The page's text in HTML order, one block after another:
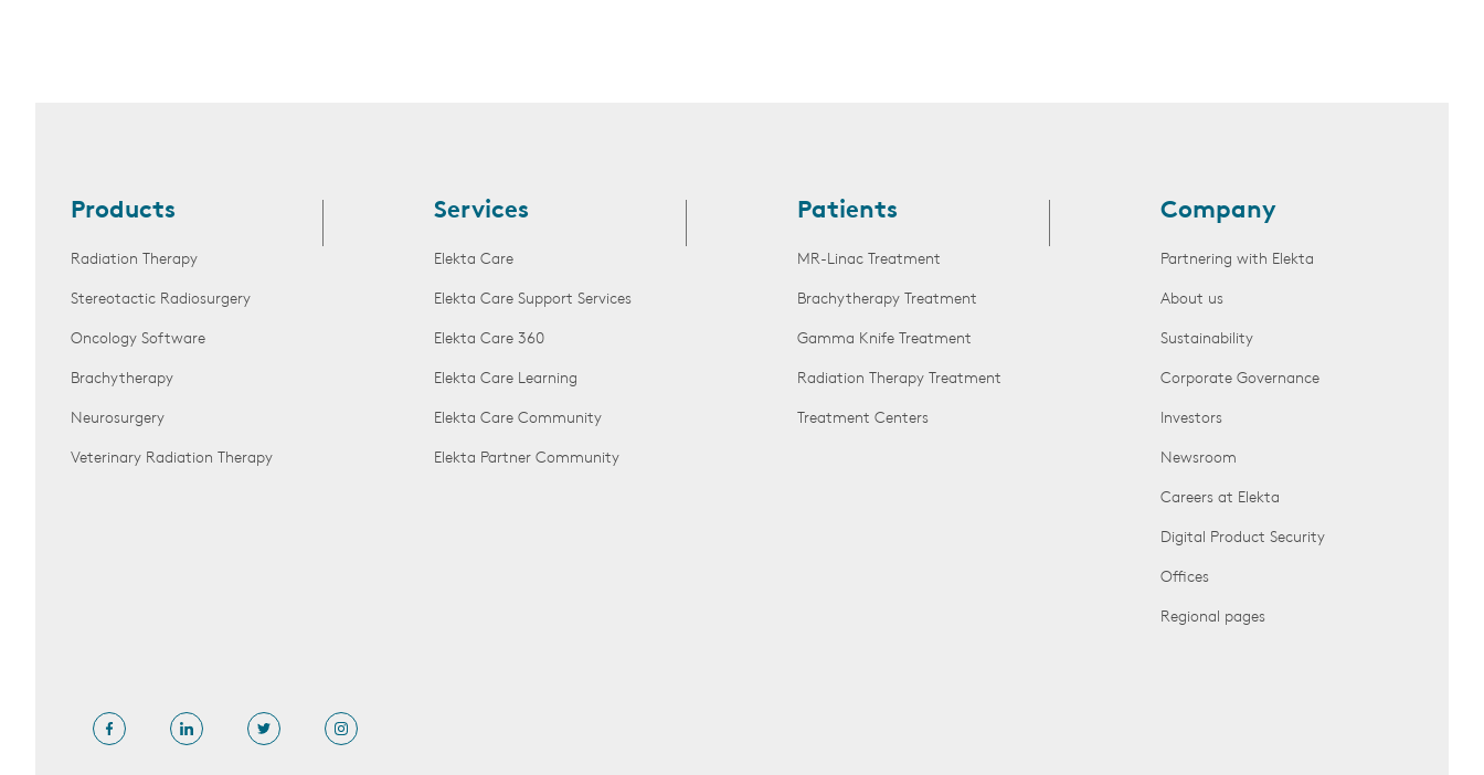
Products
Radiation Therapy
Stereotactic Radiosurgery
Oncology Software
Brachytherapy
Neurosurgery
Veterinary Radiation Therapy
Services
Elekta Care
Elekta Care Support Services
Elekta Care 360
Elekta Care Learning
Elekta Care Community
Elekta Partner Community
Patients
MR-Linac Treatment
Brachytherapy Treatment
Gamma Knife Treatment
Radiation Therapy Treatment
Treatment Centers
Company
Partnering with Elekta
About us
Sustainability
Corporate Governance
Investors
Newsroom
Careers at Elekta
Digital Product Security
Offices
Regional pages